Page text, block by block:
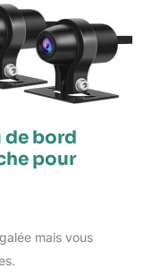
de bord
pour
mais vous